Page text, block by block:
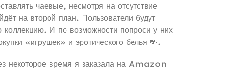
чаевые, несмотря на отсутствие
на второй план. Пользователи будут
коллекцию. И по возможности попроси у них
«игрушек» и эротического белья 💸.
некоторое время я заказала на Amazon